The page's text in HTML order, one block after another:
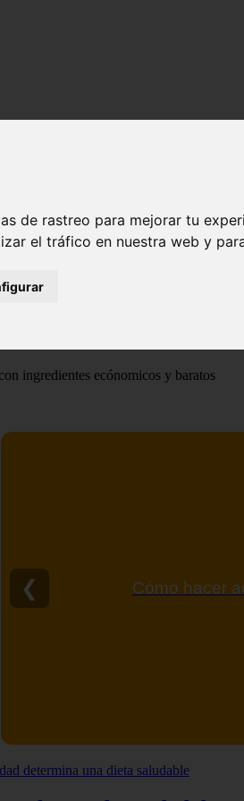
de rastreo para mejorar tu
el tráfico en nuestra web y
ingredientes ecónomicos y baratos
❮